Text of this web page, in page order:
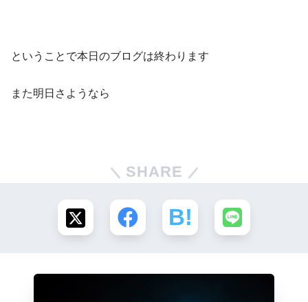
ということで本日のブログは終わります
また明日さようなら
SHARE